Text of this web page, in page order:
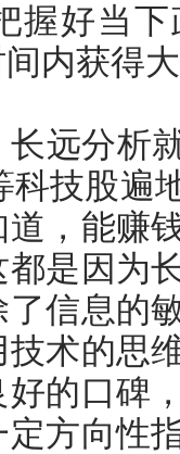
握好当
内获得
远分析
科技股遍
，能赚
是因为
信息的
术的思
的口碑
方向性